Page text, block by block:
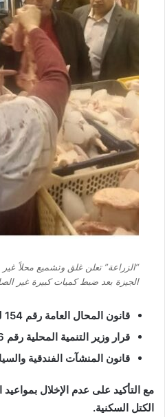
“الزراعة” تعلن غلق وتشميع محلاً
الجيزة بعد ضبط كميات كبيرة غير
قانون المحال العامة رقم 154 لسنة 2019
قرار وزير التنمية المحلية رقم 456 لسنة 2020
قانون المنشآت الفندقية والسياحية رقم
مع التأكيد على عدم الإخلال
الكتل السكنية.